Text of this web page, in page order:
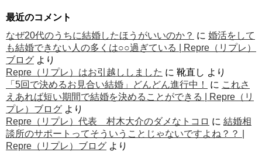
最近のコメント
なぜ20代のうちに結婚したほうがいいのか？ に 婚活をして
も結婚できない人の多くは○○過ぎている | Repre（リプレ）
ブログ より
Repre（リプレ）はお引越ししました に 靴直し より
「5回で決めるお見合い結婚」どんどん進行中！
に これさ
えあれば短い期間で結婚を決めることができる | Repre（リ
プレ）ブログ より
Repre（リプレ）代表 村木大介のダメなトコロ に 結婚相
談所のサポートってそういうことじゃないですよね？？ |
Repre（リプレ）ブログ より